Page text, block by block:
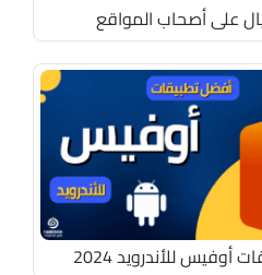
على أصحاب المواقع
للأندرويد 2024